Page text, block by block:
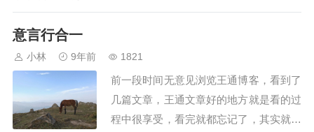
意言行合一
小林 9年前 1821
前一段时间无意见浏览王通博客，看到了
几篇文章，王通文章好的地方就是看的过
程中很享受，看完就都忘记了，其实就是